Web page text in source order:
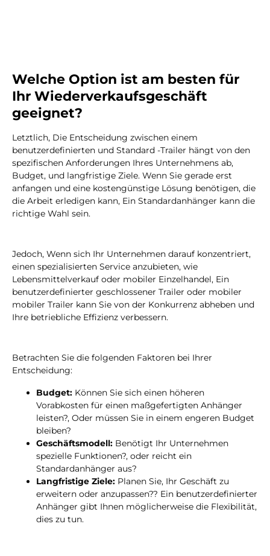
Welche Option ist am besten für
Ihr Wiederverkaufsgeschäft
geeignet?
Letztlich, Die Entscheidung zwischen einem
benutzerdefinierten und Standard -Trailer hängt von den
spezifischen Anforderungen Ihres Unternehmens ab,
Budget, und langfristige Ziele. Wenn Sie gerade erst
anfangen und eine kostengünstige Lösung benötigen, die
die Arbeit erledigen kann, Ein Standardanhänger kann die
richtige Wahl sein.
Jedoch, Wenn sich Ihr Unternehmen darauf konzentriert,
einen spezialisierten Service anzubieten, wie
Lebensmittelverkauf oder mobiler Einzelhandel, Ein
benutzerdefinierter geschlossener Trailer oder mobiler
mobiler Trailer kann Sie von der Konkurrenz abheben und
Ihre betriebliche Effizienz verbessern.
Betrachten Sie die folgenden Faktoren bei Ihrer
Entscheidung:
Budget: Können Sie sich einen höheren
Vorabkosten für einen maßgefertigten Anhänger
leisten?, Oder müssen Sie in einem engeren Budget
bleiben?
Geschäftsmodell: Benötigt Ihr Unternehmen
spezielle Funktionen?, oder reicht ein
Standardanhänger aus?
Langfristige Ziele: Planen Sie, Ihr Geschäft zu
erweitern oder anzupassen?? Ein benutzerdefinierter
Anhänger gibt Ihnen möglicherweise die Flexibilität,
dies zu tun.